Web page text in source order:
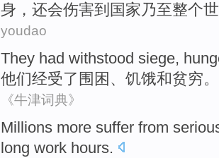
身 ，还会伤害到 国家乃至整个
youdao
They had withstood siege,
他们经受了 围困 、 饥饿和贫穷。
《牛津词典》
Millions more suffer from
long work hours.